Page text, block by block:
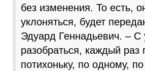
без изменения. То есть,
уклоняться, будет
Эдуард Геннадьевич. –
разобраться, каждый
потихоньку, по одному,